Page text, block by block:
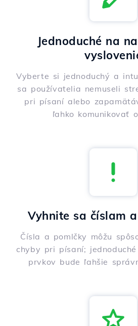
Jednoduché na
Vyberte si jednoduchý a
sa používatelia nemuseli
pri písaní alebo
ľahko komunikovať
Vyhnite sa číslam
Čísla a pomlčky môžu
chyby pri písaní;
prvkov bude ľahšie